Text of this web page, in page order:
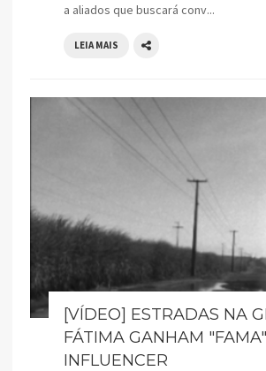
a aliados que buscará conv...
LEIA MAIS
[VÍDEO] ESTRADAS NA
FÁTIMA GANHAM
INFLUENCER